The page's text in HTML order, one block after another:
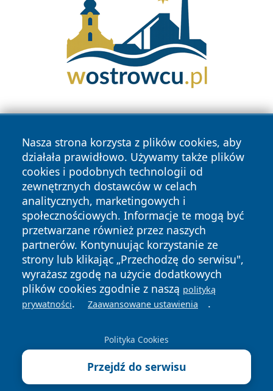
Nasza strona korzysta z plików cookies, aby
działała prawidłowo. Używamy także plików
cookies i podobnych technologii od
zewnętrznych dostawców w celach
analitycznych, marketingowych i
społecznościowych. Informacje te mogą być
przetwarzane również przez naszych
partnerów. Kontynuując korzystanie ze
strony lub klikając „Przechodzę do serwisu",
wyrażasz zgodę na użycie dodatkowych
plików cookies zgodnie z naszą polityką
prywatności. Zaawansowane ustawienia .
Polityka Cookies
Przejdź do serwisu
Copyright © 2026 faktykrakowa.pl Wszystkie prawa
zastrzeżone.
News Autorzy
Polityka
Prywatności
Polityka
Cookies